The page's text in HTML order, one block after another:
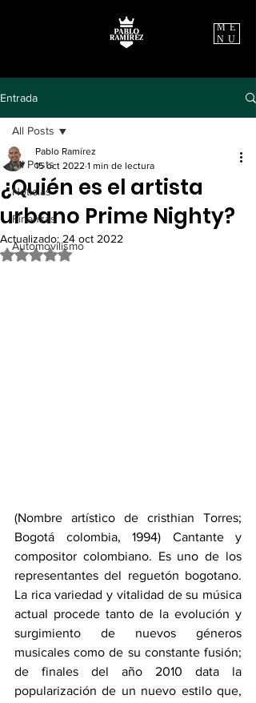
ME
NU
Entrada
All Posts
Noticias
Finanzas
Automovilismo
All Posts
¿Quién es el artista
urbano Prime Nighty?
Pablo Ramírez
15 oct 2022 1 min de lectura
Actualizado: 24 oct 2022
Obtuvo NaN de 5 estrellas.
(Nombre artístico de cristhian Torres;
Bogotá colombia, 1994) Cantante y
compositor colombiano. Es uno de los
representantes del reguetón bogotano.
La rica variedad y vitalidad de su música
actual procede tanto de la evolución y
surgimiento de nuevos géneros
musicales como de su constante fusión;
de finales del año 2010 data la
popularización de un nuevo estilo que,